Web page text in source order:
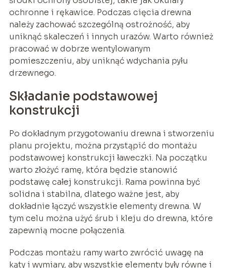
ochronne i rękawice. Podczas cięcia drewna
należy zachować szczególną ostrożność, aby
uniknąć skaleczeń i innych urazów. Warto również
pracować w dobrze wentylowanym
pomieszczeniu, aby uniknąć wdychania pyłu
drzewnego.
Składanie podstawowej
konstrukcji
Po dokładnym przygotowaniu drewna i stworzeniu
planu projektu, można przystąpić do montażu
podstawowej konstrukcji ławeczki. Na początku
warto złożyć ramę, która będzie stanowić
podstawę całej konstrukcji. Rama powinna być
solidna i stabilna, dlatego ważne jest, aby
dokładnie łączyć wszystkie elementy drewna. W
tym celu można użyć śrub i kleju do drewna, które
zapewnią mocne połączenia.
Podczas montażu ramy warto zwrócić uwagę na
kąty i wymiary, aby wszystkie elementy były równe i